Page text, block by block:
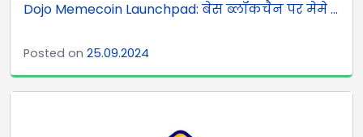
Dojo Memecoin Launchpad: बेस ब्लॉकचैन पर मेमे ...
Posted on 25.09.2024